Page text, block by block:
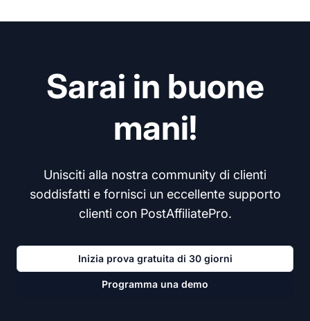
Sarai in buone
mani!
Unisciti alla nostra community di clienti
soddisfatti e fornisci un eccellente supporto
clienti con PostAffiliatePro.
Inizia prova gratuita di 30 giorni
Programma una demo